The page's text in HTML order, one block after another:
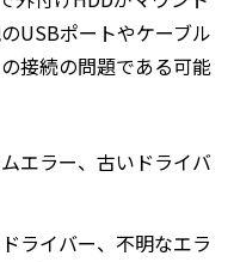
USBポートやケーブル
接続の問題である可能
エラー、古いドライバ
ライバー、不明なエラ